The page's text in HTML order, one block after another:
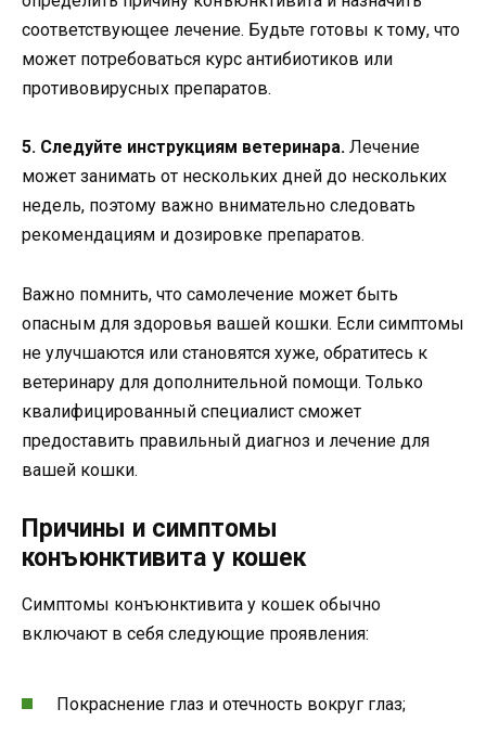
соответствующее лечение. Будьте готовы к тому, что
может потребоваться курс антибиотиков или
противовирусных препаратов.
5. Следуйте инструкциям ветеринара. Лечение
может занимать от нескольких дней до нескольких
недель, поэтому важно внимательно следовать
рекомендациям и дозировке препаратов.
Важно помнить, что самолечение может быть
опасным для здоровья вашей кошки. Если симптомы
не улучшаются или становятся хуже, обратитесь к
ветеринару для дополнительной помощи. Только
квалифицированный специалист сможет
предоставить правильный диагноз и лечение для
вашей кошки.
Причины и симптомы
конъюнктивита у кошек
Симптомы конъюнктивита у кошек обычно
включают в себя следующие проявления:
Покраснение глаз и отечность вокруг глаз;